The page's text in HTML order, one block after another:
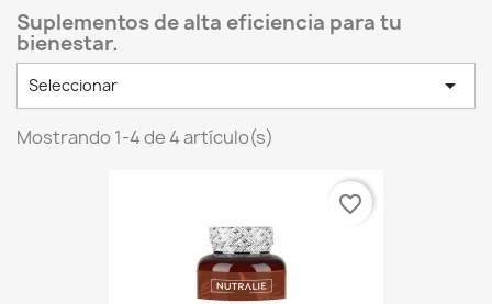
Suplementos de alta eficiencia para tu
bienestar.
Seleccionar 
Mostrando 1-4 de 4 artículo(s)
favorite_border